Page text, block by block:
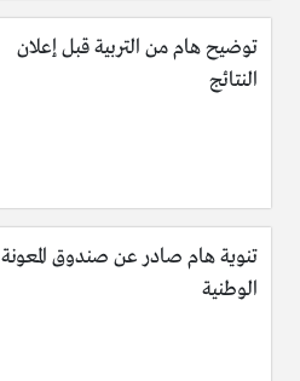
توضيح هام من التربية قبل إعلان
النتائج
تنوية هام صادر عن صندوق المعونة
الوطنية